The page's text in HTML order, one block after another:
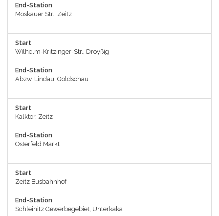
End-Station
Moskauer Str., Zeitz
Start
Wilhelm-Kritzinger-Str., Droyßig
End-Station
Abzw. Lindau, Goldschau
Start
Kalktor, Zeitz
End-Station
Osterfeld Markt
Start
Zeitz Busbahnhof
End-Station
Schleinitz Gewerbegebiet, Unterkaka